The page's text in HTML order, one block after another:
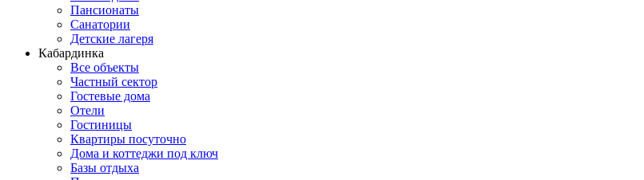
Пансионаты
Санатории
Детские лагеря
Кабардинка
Все объекты
Частный сектор
Гостевые дома
Отели
Гостиницы
Квартиры посуточно
Дома и коттеджи под ключ
Базы отдыха